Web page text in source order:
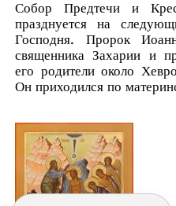
Собор Предтечи и
празднуется на
Господня. Пророк
священника Захарии и
его родители около
Он приходился по